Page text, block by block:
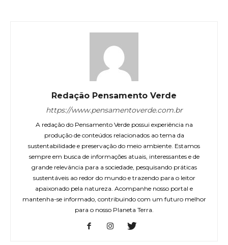
Redação Pensamento Verde
https://www.pensamentoverde.com.br
A redação do Pensamento Verde possui experiência na
produção de conteúdos relacionados ao tema da
sustentabilidade e preservação do meio ambiente. Estamos
sempre em busca de informações atuais, interessantes e de
grande relevância para a sociedade, pesquisando práticas
sustentáveis ao redor do mundo e trazendo para o leitor
apaixonado pela natureza. Acompanhe nosso portal e
mantenha-se informado, contribuindo com um futuro melhor
para o nosso Planeta Terra.